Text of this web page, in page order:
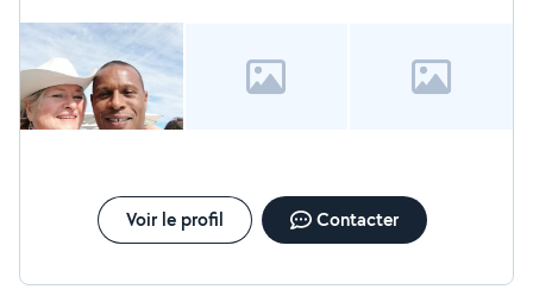
Voir le profil Contacter